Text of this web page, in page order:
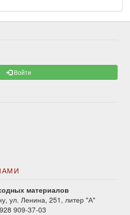
Войти
материалов
ул. Ленина, 251, литер "А"
909-37-03